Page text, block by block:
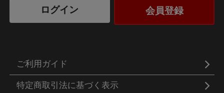
ログイン 会員登録
ご利用ガイド
特定商取引法に基づく表示